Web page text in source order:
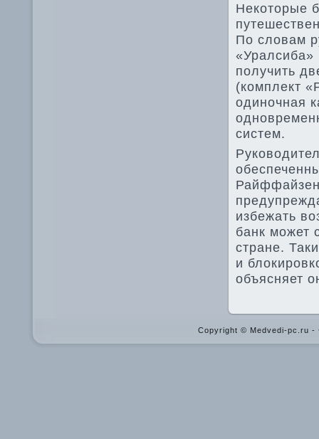
Некоторые
По словам
«Уралсиба»
получить
(комплект
одиночная
систем.
избежать
банк может
стране.
и
объясняет
Copyright © Medvedi-pc.ru -